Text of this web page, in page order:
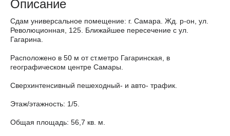
Описание
Сдам универсальное помещение: г. Самара. Жд. р-он, ул.
Революционная, 125. Ближайшее пересечение с ул.
Гагарина.
Расположено в 50 м от ст.метро Гагаринская, в
географическом центре Самары.
Сверхинтенсивный пешеходный- и авто- трафик.
Этаж/этажность: 1/5.
Общая площадь: 56,7 кв. м.